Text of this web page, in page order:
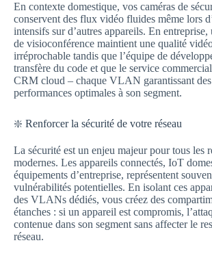
En contexte domestique, vos caméras de
conservent des flux vidéo fluides même lors
intensifs sur d’autres appareils. En entreprise,
de visioconférence maintient une qualité
irréprochable tandis que l’équipe de
transfère du code et que le service
CRM cloud – chaque VLAN garantissant des
performances optimales à son segment.
❇️ Renforcer la sécurité de votre réseau
La sécurité est un enjeu majeur pour tous les
modernes. Les appareils connectés, IoT
équipements d’entreprise, représentent
vulnérabilités potentielles. En isolant ces
des VLANs dédiés, vous créez des
étanches : si un appareil est compromis,
contenue dans son segment sans affecter le
réseau.